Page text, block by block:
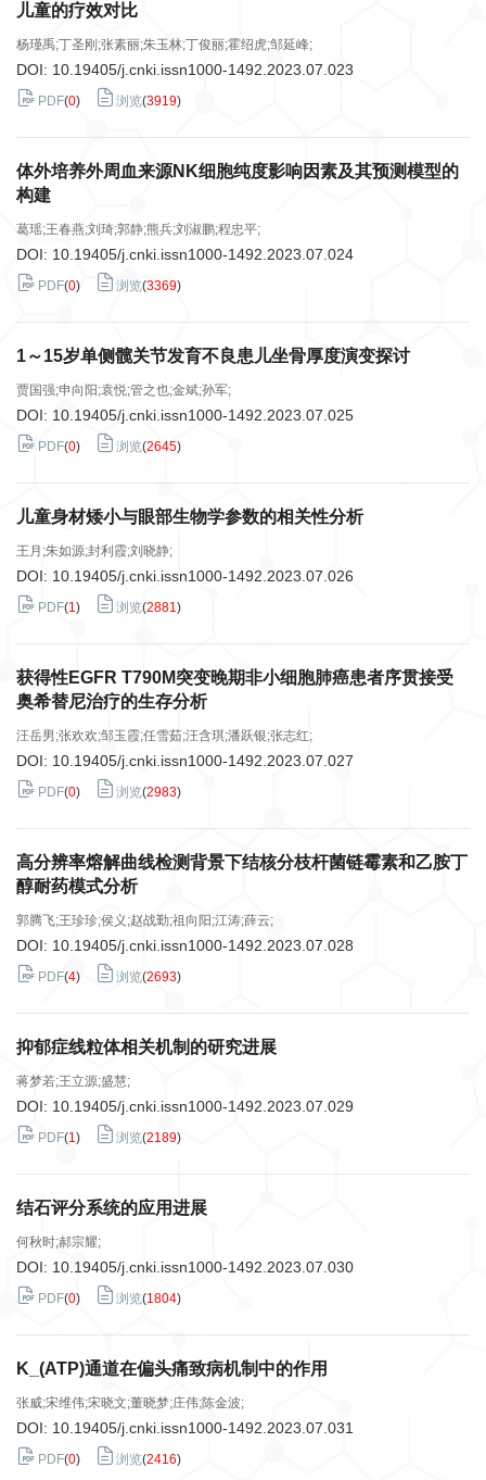
儿童的疗效对比
杨瑾禹;丁圣刚;张素丽;朱玉林;丁俊丽;霍绍虎;邹延峰;
DOI: 10.19405/j.cnki.issn1000-1492.2023.07.023
PDF(0) 浏览(3919)
体外培养外周血来源NK细胞纯度影响因素及其预测模型的
构建
葛瑶;王春燕;刘琦;郭静;熊兵;刘淑鹏;程忠平;
DOI: 10.19405/j.cnki.issn1000-1492.2023.07.024
PDF(0) 浏览(3369)
1～15岁单侧髋关节发育不良患儿坐骨厚度演变探讨
贾国强;申向阳;袁悦;管之也;金斌;孙军;
DOI: 10.19405/j.cnki.issn1000-1492.2023.07.025
PDF(0) 浏览(2645)
儿童身材矮小与眼部生物学参数的相关性分析
王月;朱如源;封利霞;刘晓静;
DOI: 10.19405/j.cnki.issn1000-1492.2023.07.026
PDF(1) 浏览(2881)
获得性EGFR T790M突变晚期非小细胞肺癌患者序贯接受
奥希替尼治疗的生存分析
汪岳男;张欢欢;邹玉霞;任雪茹;汪含琪;潘跃银;张志红;
DOI: 10.19405/j.cnki.issn1000-1492.2023.07.027
PDF(0) 浏览(2983)
高分辨率熔解曲线检测背景下结核分枝杆菌链霉素和乙胺丁
醇耐药模式分析
郭腾飞;王珍珍;侯义;赵战勤;祖向阳;江涛;薛云;
DOI: 10.19405/j.cnki.issn1000-1492.2023.07.028
PDF(4) 浏览(2693)
抑郁症线粒体相关机制的研究进展
蒋梦若;王立源;盛慧;
DOI: 10.19405/j.cnki.issn1000-1492.2023.07.029
PDF(1) 浏览(2189)
结石评分系统的应用进展
何秋时;郝宗耀;
DOI: 10.19405/j.cnki.issn1000-1492.2023.07.030
PDF(0) 浏览(1804)
K_(ATP)通道在偏头痛致病机制中的作用
张威;宋维伟;宋晓文;董晓梦;庄伟;陈金波;
DOI: 10.19405/j.cnki.issn1000-1492.2023.07.031
PDF(0) 浏览(2416)